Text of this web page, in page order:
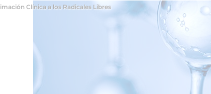
Clínica a los Radicales Libres